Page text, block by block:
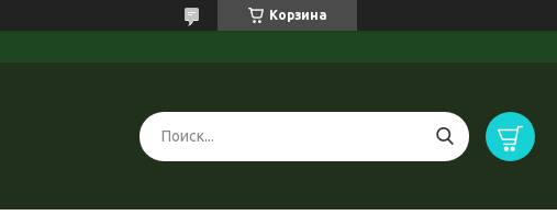
Корзина